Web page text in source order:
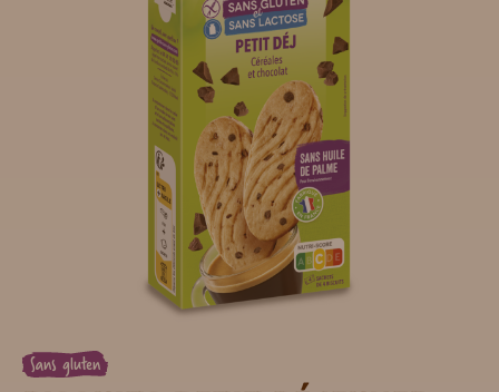
Sans gluten